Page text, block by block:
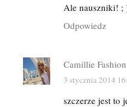
Ale nauszniki! ;
Odpowiedz
Camillie Fashion
3 stycznia 2014
szczerze jest to